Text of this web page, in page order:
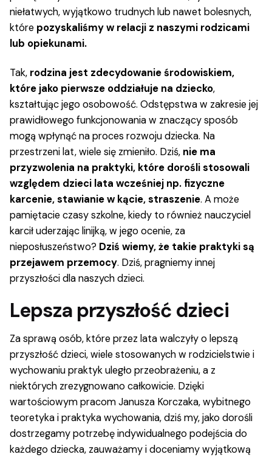
niełatwych, wyjątkowo trudnych lub nawet bolesnych,
które pozyskaliśmy w relacji z naszymi rodzicami
lub opiekunami.
Tak, rodzina jest zdecydowanie środowiskiem,
które jako pierwsze oddziałuje na dziecko,
kształtując jego osobowość. Odstępstwa w zakresie jej
prawidłowego funkcjonowania w znaczący sposób
mogą wpłynąć na proces rozwoju dziecka. Na
przestrzeni lat, wiele się zmieniło. Dziś, nie ma
przyzwolenia na praktyki, które dorośli stosowali
względem dzieci lata wcześniej np. fizyczne
karcenie, stawianie w kącie, straszenie. A może
pamiętacie czasy szkolne, kiedy to również nauczyciel
karcił uderzając linijką, w jego ocenie, za
nieposłuszeństwo? Dziś wiemy, że takie praktyki są
przejawem przemocy. Dziś, pragniemy innej
przyszłości dla naszych dzieci.
Lepsza przyszłość dzieci
Za sprawą osób, które przez lata walczyły o lepszą
przyszłość dzieci, wiele stosowanych w rodzicielstwie i
wychowaniu praktyk uległo przeobrażeniu, a z
niektórych zrezygnowano całkowicie. Dzięki
wartościowym pracom Janusza Korczaka, wybitnego
teoretyka i praktyka wychowania, dziś my, jako dorośli
dostrzegamy potrzebę indywidualnego podejścia do
każdego dziecka, zauważamy i doceniamy wyjątkową